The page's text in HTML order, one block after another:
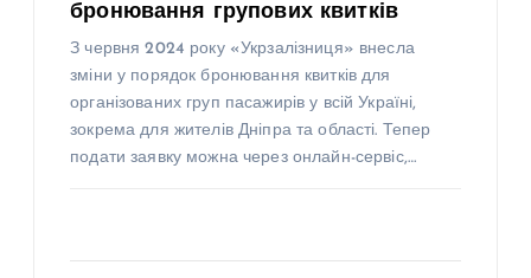
бронювання групових квитків
З червня 2024 року «Укрзалізниця» внесла
зміни у порядок бронювання квитків для
організованих груп пасажирів у всій Україні,
зокрема для жителів Дніпра та області. Тепер
подати заявку можна через онлайн-сервіс,…